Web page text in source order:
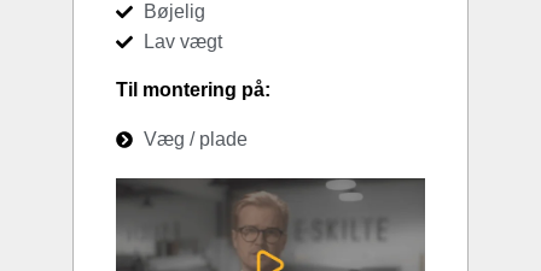
Bøjelig
Lav vægt
Til montering på:
Væg / plade